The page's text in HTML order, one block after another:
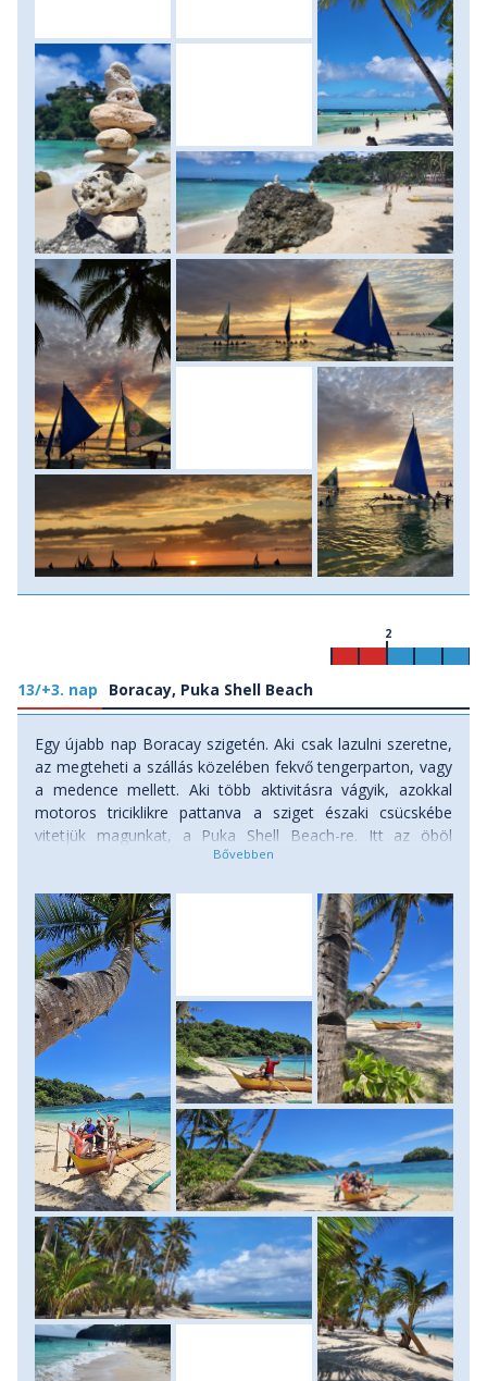
13/+3. nap Boracay, Puka Shell Beach
2
Egy újabb nap Boracay szigetén. Aki csak lazulni szeretne,
az megteheti a szállás közelében fekvő tengerparton, vagy
a medence mellett. Aki több aktivitásra vágyik, azokkal
motoros triciklikre pattanva a sziget északi csücskébe
vitetjük magunkat, a Puka Shell Beach-re. Itt az öböl
végébe elsétálva szinte csak magunk leszünk, s a pálmafák
után, s utoljára még kiélvezhetjük a csobbanást a hófehér
homokos partszakaszon. De elmehetünk egy másik, közeli
öbölbe is, ahol remek sznorkelezési lehetőség kínálkozik a
part közeli vizekben. Az áramlatokra itt is vigyázni kell,
cserébe érintetlen korallmezők fölött suhanhatunk, míg a
parton sudár pálmafák árnyékában pihenhetünk meg két
sznorkelezés között, hideg sört vagy friss kókuszdiólevet
kortyolva. Igazi Eupolisz-konform hely ez is, távol a turisták
tömegeitől. Napnyugtára persze ma is visszatérhetünk a
pezsgő nyugati partra, ahol sokan lesznek, de a napnyugta
fényei minden nap mások, s újra és újra
elvarázsolnak. Szállás: szálloda, ellátás: reggeli.